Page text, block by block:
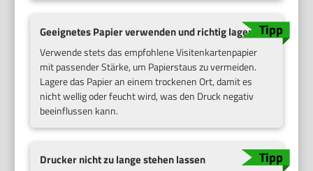
Geeignetes Papier verwenden und richtig lagern
Verwende stets das empfohlene Visitenkartenpapier
mit passender Stärke, um Papierstaus zu vermeiden.
Lagere das Papier an einem trockenen Ort, damit es
nicht wellig oder feucht wird, was den Druck negativ
beeinflussen kann.
Drucker nicht zu lange stehen lassen